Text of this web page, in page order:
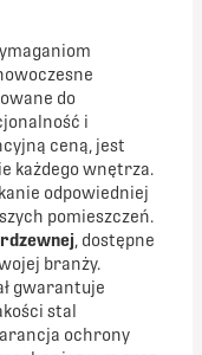
do
i
ceną, jest
każdego wnętrza.
odpowiedniej
pomieszczeń.
, dostępne
branży.
gwarantuje
stal
ochrony